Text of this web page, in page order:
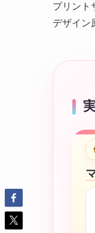
プリント
デザイン